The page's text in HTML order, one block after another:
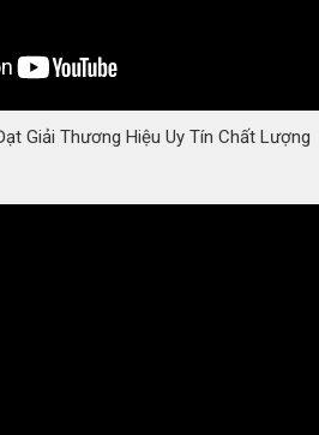
Giải Thương Hiệu Uy Tín Chất Lượng